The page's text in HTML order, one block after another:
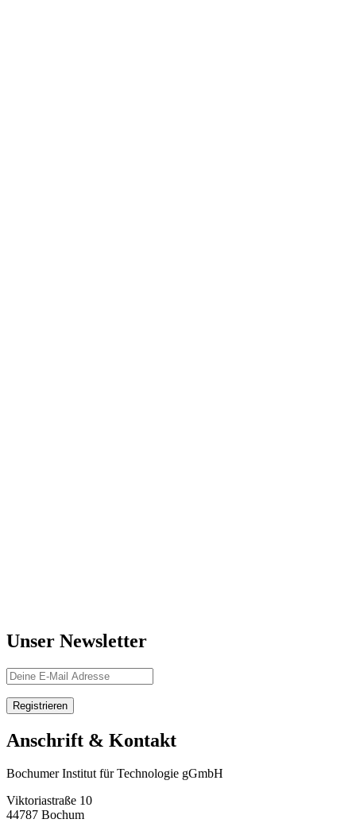
Unser Newsletter
Anschrift & Kontakt
Bochumer Institut für Technologie gGmbH
Viktoriastraße 10
44787 Bochum